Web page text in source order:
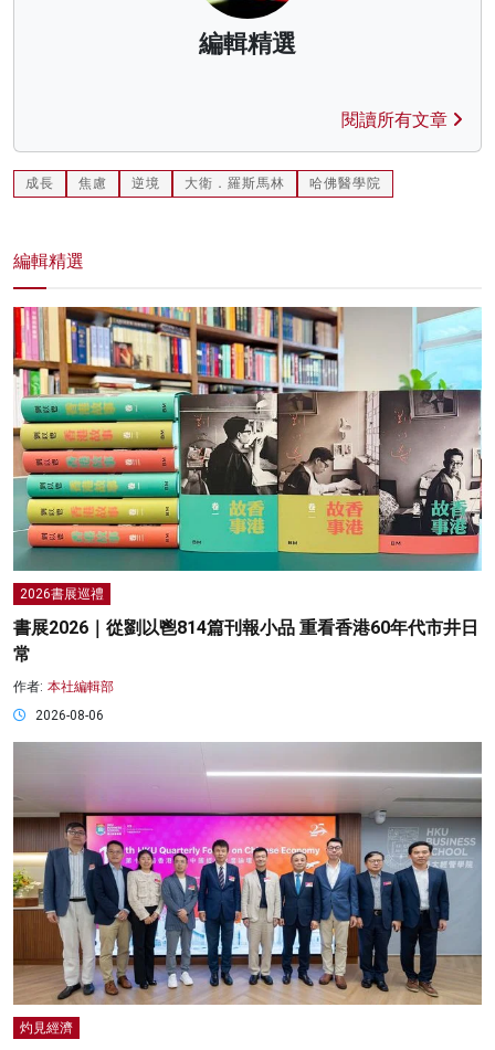
編輯精選
閱讀所有文章
成長 焦慮 逆境 大衛．羅斯馬林 哈佛醫學院
編輯精選
2026書展巡禮
書展2026｜從劉以鬯814篇刊報小品 重看香港60年代市井日
常
作者: 本社編輯部
2026-08-06
灼見經濟